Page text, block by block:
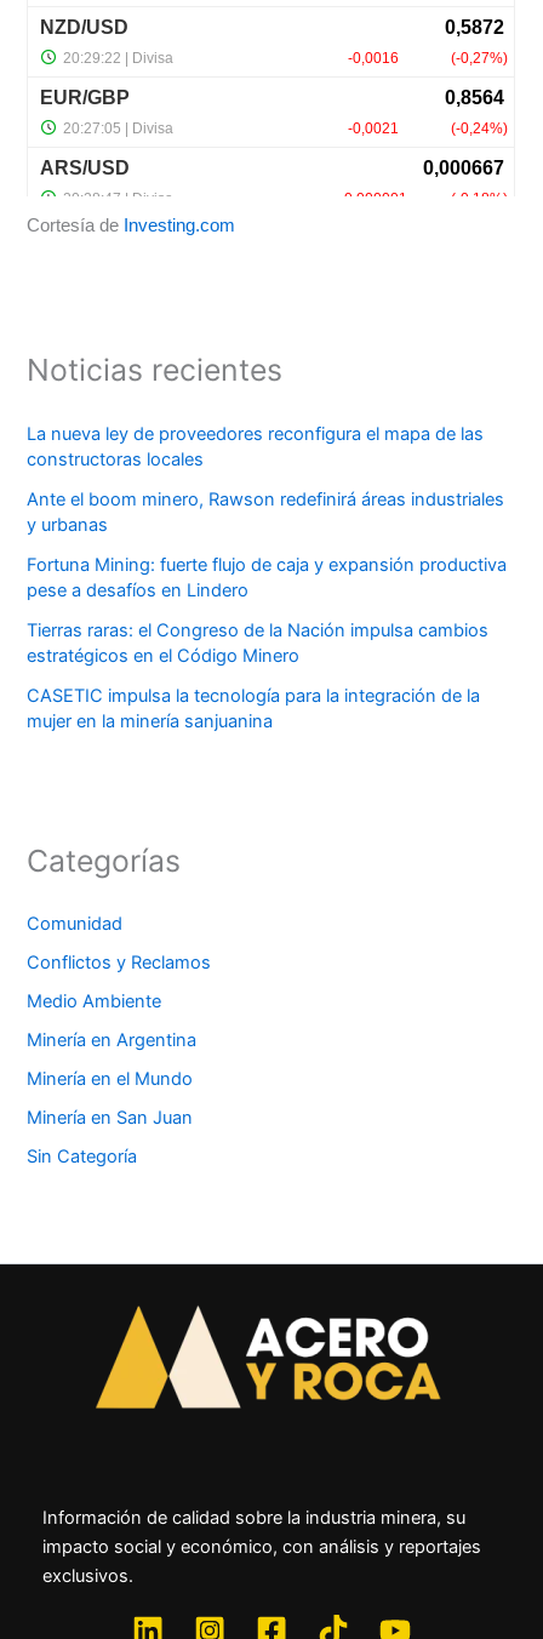
Cortesía de Investing.com
Noticias recientes
La nueva ley de proveedores reconfigura el mapa de las
constructoras locales
Ante el boom minero, Rawson redefinirá áreas industriales
y urbanas
Fortuna Mining: fuerte flujo de caja y expansión productiva
pese a desafíos en Lindero
Tierras raras: el Congreso de la Nación impulsa cambios
estratégicos en el Código Minero
CASETIC impulsa la tecnología para la integración de la
mujer en la minería sanjuanina
Categorías
Comunidad
Conflictos y Reclamos
Medio Ambiente
Minería en Argentina
Minería en el Mundo
Minería en San Juan
Sin Categoría
Información de calidad sobre la industria minera, su
impacto social y económico, con análisis y reportajes
exclusivos.